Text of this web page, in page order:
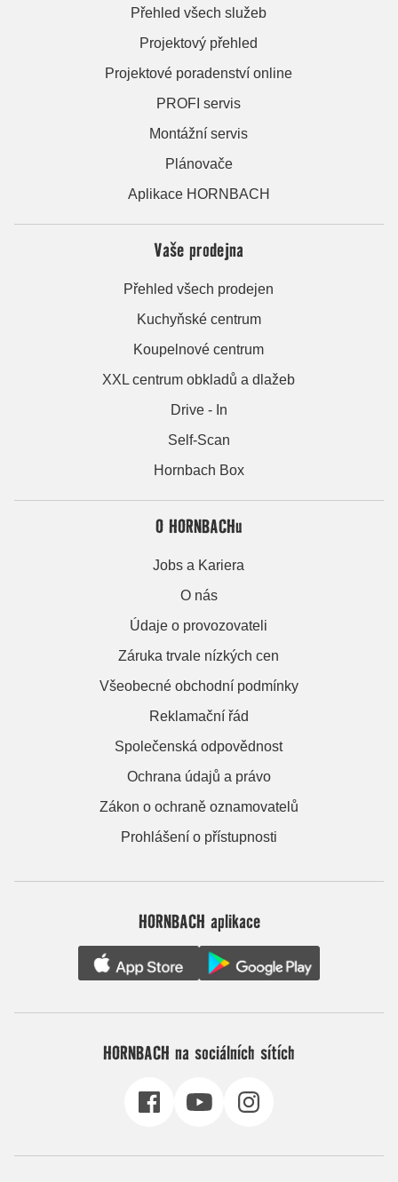
Přehled všech služeb
Projektový přehled
Projektové poradenství online
PROFI servis
Montážní servis
Plánovače
Aplikace HORNBACH
Vaše prodejna
Přehled všech prodejen
Kuchyňské centrum
Koupelnové centrum
XXL centrum obkladů a dlažeb
Drive - In
Self-Scan
Hornbach Box
O HORNBACHu
Jobs a Kariera
O nás
Údaje o provozovateli
Záruka trvale nízkých cen
Všeobecné obchodní podmínky
Reklamační řád
Společenská odpovědnost
Ochrana údajů a právo
Zákon o ochraně oznamovatelů
Prohlášení o přístupnosti
HORNBACH aplikace
HORNBACH na sociálních sítích